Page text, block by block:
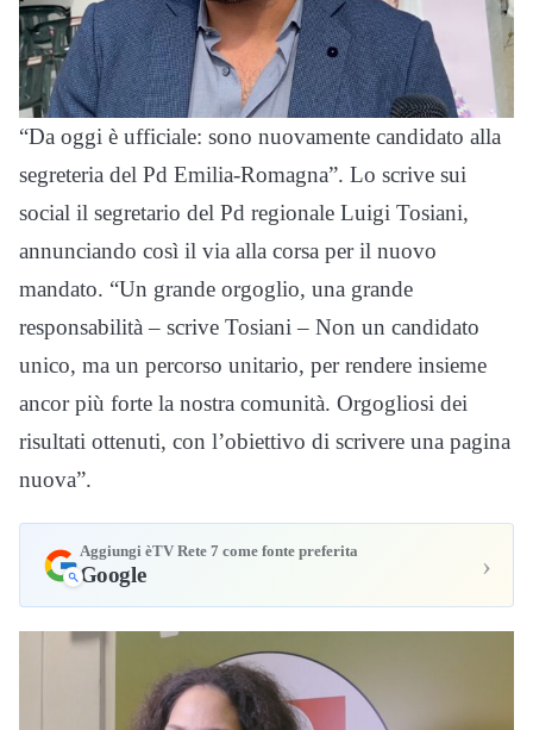
“Da oggi è ufficiale: sono nuovamente candidato alla
segreteria del Pd Emilia-Romagna”. Lo scrive sui
social il segretario del Pd regionale Luigi Tosiani,
annunciando così il via alla corsa per il nuovo
mandato. “Un grande orgoglio, una grande
responsabilità – scrive Tosiani – Non un candidato
unico, ma un percorso unitario, per rendere insieme
ancor più forte la nostra comunità. Orgogliosi dei
risultati ottenuti, con l’obiettivo di scrivere una pagina
nuova”.
Aggiungi èTV Rete 7 come fonte preferita
Google ›